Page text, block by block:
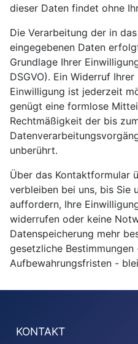
dieser Daten findet ohne
Die Verarbeitung der in
eingegebenen Daten
Grundlage Ihrer
DSGVO). Ein Widerruf
Einwilligung ist jederzeit
genügt eine formlose
Rechtmäßigkeit der bis
unberührt.
Über das Kontaktformular
verbleiben bei uns, bis Sie
auffordern, Ihre
widerrufen oder keine
Datenspeicherung mehr
gesetzliche Bestimmungen
Aufbewahrungsfristen -
KONTAKT